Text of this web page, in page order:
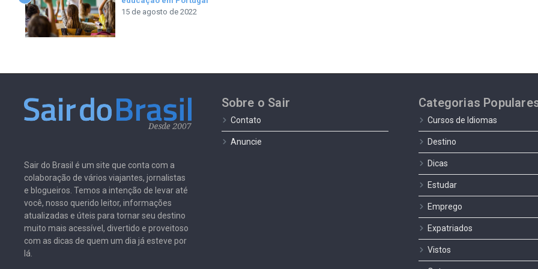
15 de agosto de 2022
Sair do Brasil é um site que conta com a
colaboração de vários viajantes, jornalistas
e blogueiros. Temos a intenção de levar até
você, nosso querido leitor, informações
atualizadas e úteis para tornar seu destino
muito mais acessível, divertido e proveitoso
com as dicas de quem um dia já esteve por
lá.
Sobre o Sair
Contato
Anuncie
Categorias
Cursos de Idiomas
Destino
Dicas
Estudar
Emprego
Expatriados
Vistos